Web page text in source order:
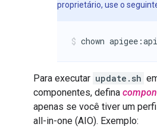
proprietário, use o
chown
Para executar update.sh
componentes, defina
apenas se você tiver um
all-in-one (AIO). Exemplo: